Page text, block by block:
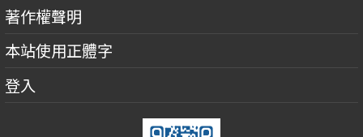
著作權聲明
本站使用正體字
登入